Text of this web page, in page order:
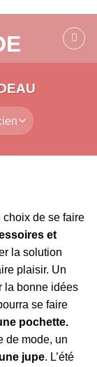
choix de se faire
et
la solution
plaisir. Un
la bonne idées
se faire
pochette.
de mode, un
jupe. L’été